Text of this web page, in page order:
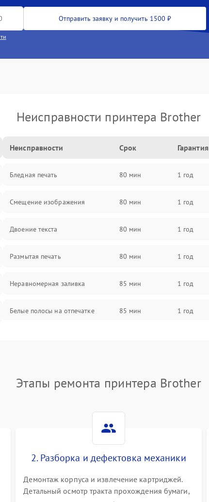
Отправить заявку и получить 1500 ₽
Неисправности принтера Brother
Неисправности Срок Гарантия
Бледная печать 80 мин 1 год
Смещение изображения 80 мин 1 год
Двоение текста 80 мин 1 год
Размытая печать 80 мин 1 год
Неравномерная заливка 85 мин 1 год
Белые полосы на отпечатке 85 мин 1 год
Этапы ремонта принтера Brother
2. Разборка и дефектовка механики
Демонтаж корпуса и извлечение картриджей.
Детальный осмотр тракта прохождения бумаги,